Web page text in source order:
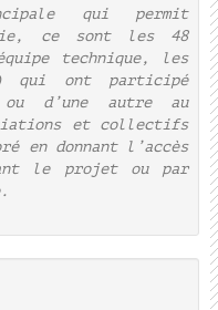
qui permit
ce sont les 48
technique, les
qui ont participé
ou d’une autre au
et collectifs
en donnant l’accès
le projet ou par